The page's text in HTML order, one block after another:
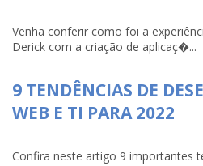
Venha conferir como foi a
Derick com a criação de aplicaç�...
9 TENDÊNCIAS DE
WEB E TI PARA 2022
Confira neste artigo 9 importantes